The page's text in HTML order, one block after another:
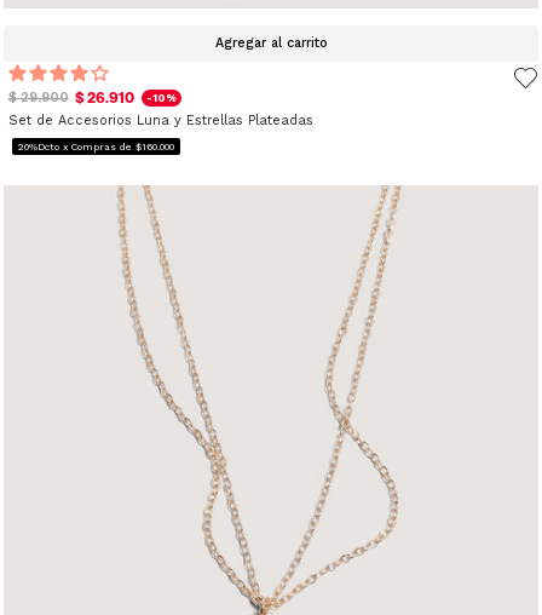
Agregar al carrito
$ 29.900 $ 26.910 -10%
Set de Accesorios Luna y Estrellas Plateadas
20%Dcto x Compras de $160.000